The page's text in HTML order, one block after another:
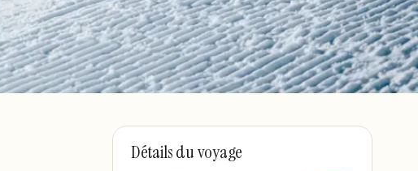
Détails du voyage